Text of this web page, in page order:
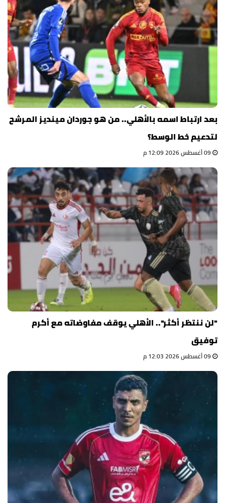
بعد ارتباط اسمه بالأهلي.. من هو جوردان مينديز المرشح
لتدعيم خط الوسط؟
"لن ننتظر أكثر".. الأهلي يوقف مفاوضاته مع أكرم
توفيق